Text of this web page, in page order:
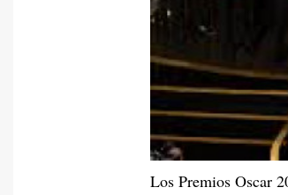
Los Premios Oscar